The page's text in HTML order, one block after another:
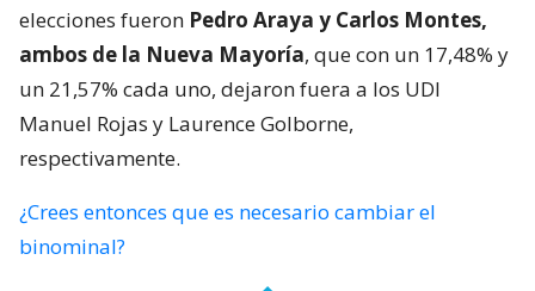
elecciones fueron Pedro Araya y Carlos Montes,
ambos de la Nueva Mayoría, que con un 17,48% y
un 21,57% cada uno, dejaron fuera a los UDI
Manuel Rojas y Laurence Golborne,
respectivamente.
¿Crees entonces que es necesario cambiar el
binominal?